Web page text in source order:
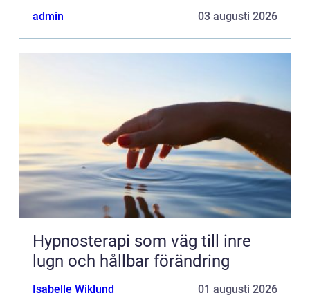
admin 03 augusti 2026
Hypnosterapi som väg till inre
lugn och hållbar förändring
Isabelle Wiklund 01 augusti 2026